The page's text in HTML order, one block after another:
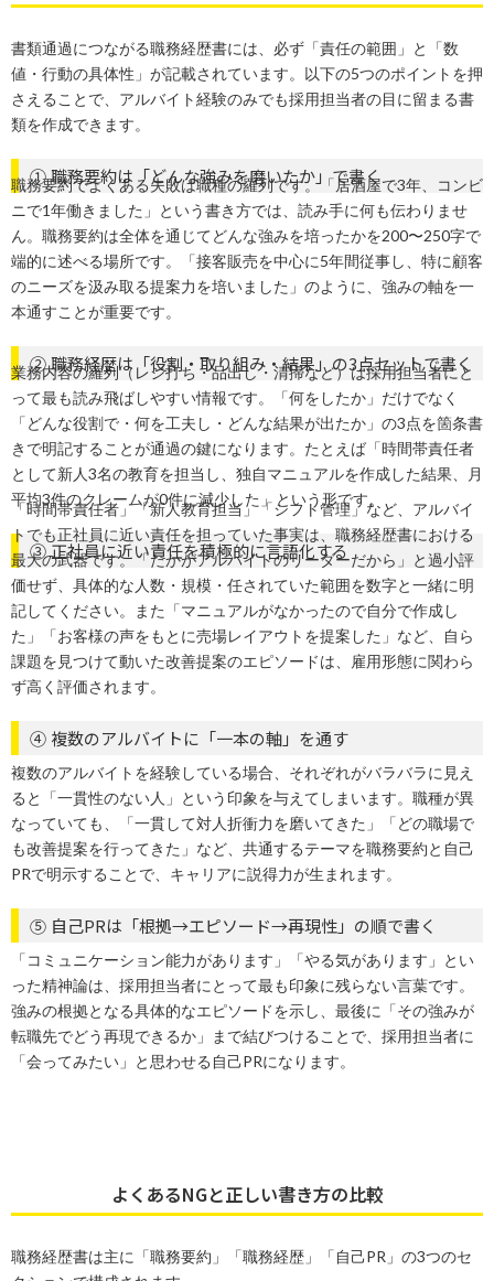
書類通過につながる職務経歴書には、必ず「責任の範囲」と「数
値・行動の具体性」が記載されています。以下の5つのポイントを押
さえることで、アルバイト経験のみでも採用担当者の目に留まる書
類を作成できます。
① 職務要約は「どんな強みを磨いたか」で書く
職務要約でよくある失敗は職種の羅列です。「居酒屋で3年、コンビ
ニで1年働きました」という書き方では、読み手に何も伝わりませ
ん。職務要約は全体を通じてどんな強みを培ったかを200〜250字で
端的に述べる場所です。「接客販売を中心に5年間従事し、特に顧客
のニーズを汲み取る提案力を培いました」のように、強みの軸を一
本通すことが重要です。
② 職務経歴は「役割・取り組み・結果」の3点セットで書く
業務内容の羅列（レジ打ち・品出し・清掃など）は採用担当者にと
って最も読み飛ばしやすい情報です。「何をしたか」だけでなく
「どんな役割で・何を工夫し・どんな結果が出たか」の3点を箇条書
きで明記することが通過の鍵になります。たとえば「時間帯責任者
として新人3名の教育を担当し、独自マニュアルを作成した結果、月
平均3件のクレームが0件に減少した」という形です。
③ 正社員に近い責任を積極的に言語化する
「時間帯責任者」「新人教育担当」「シフト管理」など、アルバイ
トでも正社員に近い責任を担っていた事実は、職務経歴書における
最大の武器です。「たかがアルバイトのリーダーだから」と過小評
価せず、具体的な人数・規模・任されていた範囲を数字と一緒に明
記してください。また「マニュアルがなかったので自分で作成し
た」「お客様の声をもとに売場レイアウトを提案した」など、自ら
課題を見つけて動いた改善提案のエピソードは、雇用形態に関わら
ず高く評価されます。
④ 複数のアルバイトに「一本の軸」を通す
複数のアルバイトを経験している場合、それぞれがバラバラに見え
ると「一貫性のない人」という印象を与えてしまいます。職種が異
なっていても、「一貫して対人折衝力を磨いてきた」「どの職場で
も改善提案を行ってきた」など、共通するテーマを職務要約と自己
PRで明示することで、キャリアに説得力が生まれます。
⑤ 自己PRは「根拠→エピソード→再現性」の順で書く
「コミュニケーション能力があります」「やる気があります」とい
った精神論は、採用担当者にとって最も印象に残らない言葉です。
強みの根拠となる具体的なエピソードを示し、最後に「その強みが
転職先でどう再現できるか」まで結びつけることで、採用担当者に
「会ってみたい」と思わせる自己PRになります。
よくあるNGと正しい書き方の比較
職務経歴書は主に「職務要約」「職務経歴」「自己PR」の3つのセ